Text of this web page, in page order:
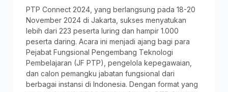
PTP Connect 2024, yang berlangsung pada 18-20
November 2024 di Jakarta, sukses menyatukan
lebih dari 223 peserta luring dan hampir 1.000
peserta daring. Acara ini menjadi ajang bagi para
Pejabat Fungsional Pengembang Teknologi
Pembelajaran (JF PTP), pengelola kepegawaian,
dan calon pemangku jabatan fungsional dari
berbagai instansi di Indonesia. Dengan format yang